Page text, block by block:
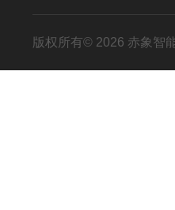
版权所有© 2026 赤象智